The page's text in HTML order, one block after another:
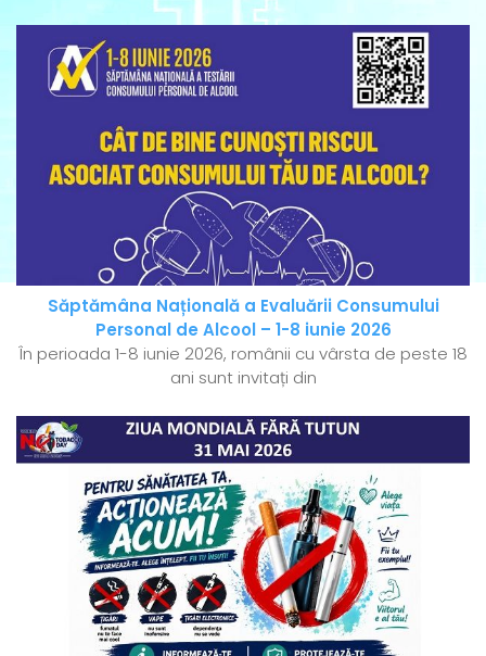
Săptămâna Națională a Evaluării Consumului
Personal de Alcool – 1-8 iunie 2026
În perioada 1-8 iunie 2026, românii cu vârsta de peste 18
ani sunt invitați din